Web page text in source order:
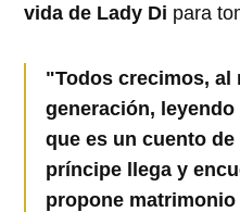
vida de Lady Di para
"Todos crecimos, al
generación,
que es un cuento
príncipe llega y
propone